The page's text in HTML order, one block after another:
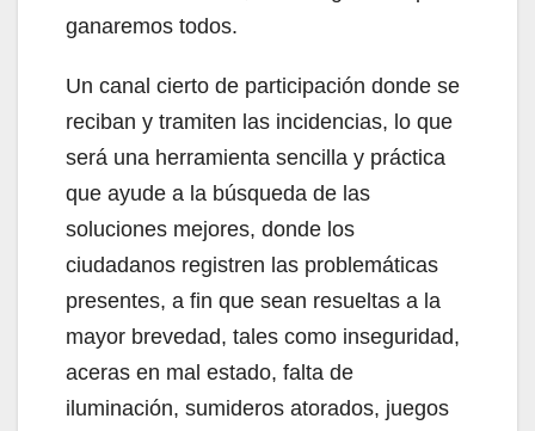
ganaremos todos.
Un canal cierto de participación donde se
reciban y tramiten las incidencias, lo que
será una herramienta sencilla y práctica
que ayude a la búsqueda de las
soluciones mejores, donde los
ciudadanos registren las problemáticas
presentes, a fin que sean resueltas a la
mayor brevedad, tales como inseguridad,
aceras en mal estado, falta de
iluminación, sumideros atorados, juegos